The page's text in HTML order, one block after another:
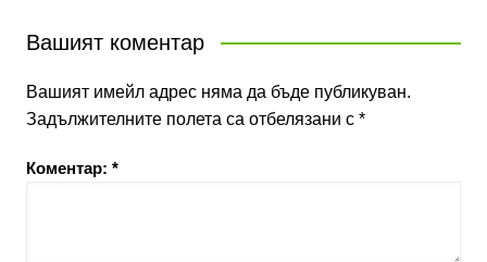
Вашият коментар
Вашият имейл адрес няма да бъде публикуван.
Задължителните полета са отбелязани с *
Коментар: *